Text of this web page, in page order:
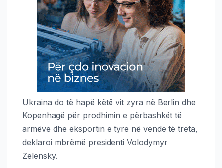
Ukraina do të hapë këtë vit zyra në Berlin dhe
Kopenhagë për prodhimin e përbashkët të
armëve dhe eksportin e tyre në vende të treta,
deklaroi mbrëmë presidenti Volodymyr
Zelensky.